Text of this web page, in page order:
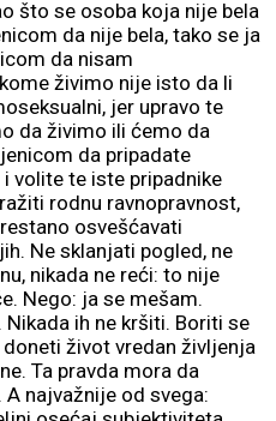
što se osoba koja nije bela
da nije bela, tako se ja
da nisam
živimo nije isto da li
jer upravo te
da živimo ili ćemo da
da pripadate
volite te iste pripadnike
rodnu ravnopravnost,
osvešćavati
Ne sklanjati pogled, ne
nikada ne reći: to nije
Nego: ja se mešam.
ih ne kršiti. Boriti se
život vredan življenja
Ta pravda mora da
najvažnije od svega: